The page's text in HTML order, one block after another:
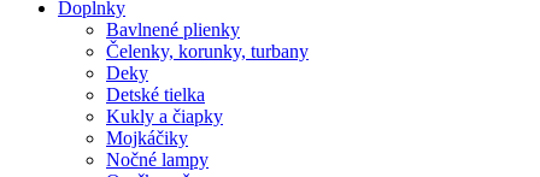
Doplnky
Bavlnené plienky
Čelenky, korunky, turbany
Deky
Detské tielka
Kukly a čiapky
Mojkáčiky
Nočné lampy